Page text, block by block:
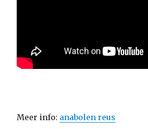
Meer info: anabolen reus